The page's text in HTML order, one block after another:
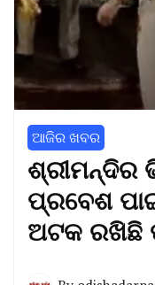
ଆଜିର ଖବର
ଶ୍ରୀମନ୍ଦିର
ପ୍ରବେଶ
ଅଟକ ରଖିଛି